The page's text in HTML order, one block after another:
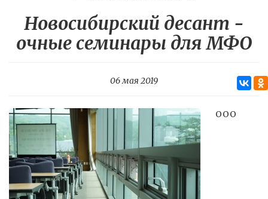
Новосибирский десант -
очные семинары для МФО
06 мая 2019
ООО